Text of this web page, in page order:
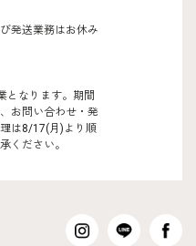
発送業務はお休み
となります。期間
お問い合わせ・発
は8/17(月)より順
ください。